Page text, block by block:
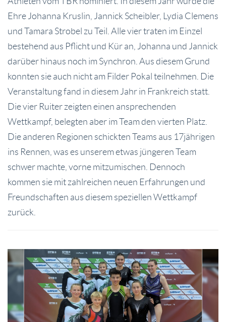
Ehre Johanna Kruslin, Jannick Scheibler, Lydia Clemens
und Tamara Strobel zu Teil. Alle vier traten im Einzel
bestehend aus Pflicht und Kür an, Johanna und Jannick
darüber hinaus noch im Synchron. Aus diesem Grund
konnten sie auch nicht am Filder Pokal teilnehmen. Die
Veranstaltung fand in diesem Jahr in Frankreich statt.
Die vier Ruiter zeigten einen ansprechenden
Wettkampf, belegten aber im Team den vierten Platz.
Die anderen Regionen schickten Teams aus 17jährigen
ins Rennen, was es unserem etwas jüngeren Team
schwer machte, vorne mitzumischen. Dennoch
kommen sie mit zahlreichen neuen Erfahrungen und
Freundschaften aus diesem speziellen Wettkampf
zurück.